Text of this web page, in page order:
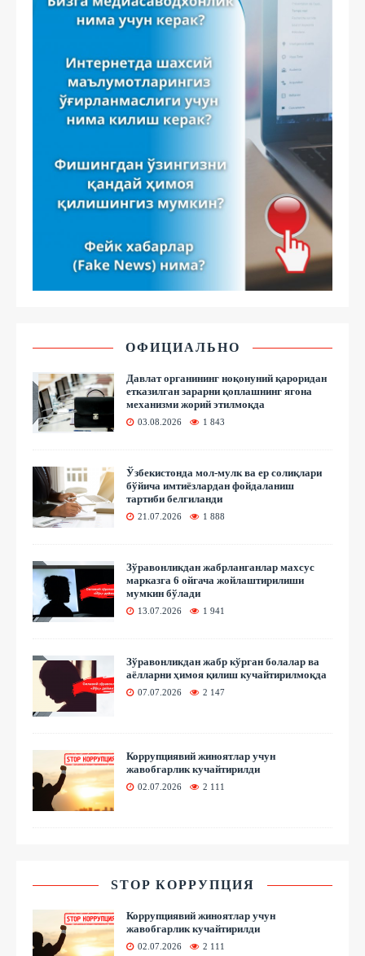
ОФИЦИАЛЬНО
Давлат органининг ноқонуний қароридан
етказилган зарарни қоплашнинг ягона
механизми жорий этилмоқда
03.08.2026 1 843
Ўзбекистонда мол-мулк ва ер солиқлари
бўйича имтиёзлардан фойдаланиш
тартиби белгиланди
21.07.2026 1 888
Зўравонликдан жабрланганлар махсус
марказга 6 ойгача жойлаштирилиши
мумкин бўлади
13.07.2026 1 941
Зўравонликдан жабр кўрган болалар ва
аёлларни ҳимоя қилиш кучайтирилмоқда
07.07.2026 2 147
Коррупциявий жиноятлар учун
жавобгарлик кучайтирилди
02.07.2026 2 111
STOP КОРРУПЦИЯ
Коррупциявий жиноятлар учун
жавобгарлик кучайтирилди
02.07.2026 2 111